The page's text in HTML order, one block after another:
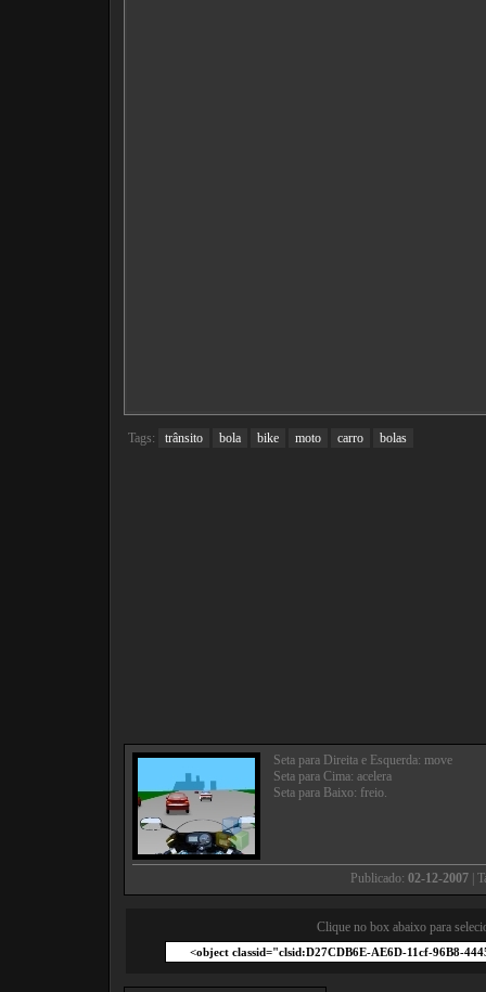
Tags: trânsito bola bike moto carro bolas
Seta para Direita e Esquerda: move
Seta para Cima: acelera
Seta para Baixo: freio.
Publicado: 02-12-2007|
Clique no box abaixo para